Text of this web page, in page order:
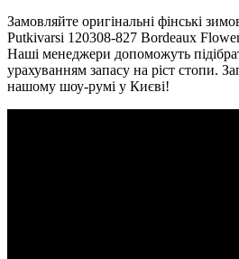
Замовляйте оригінальні фінські
Putkivarsi 120308-827 Bordeaux
Наші менеджери допоможуть
урахуванням запасу на ріст стопи.
нашому шоу-румі у Києві!